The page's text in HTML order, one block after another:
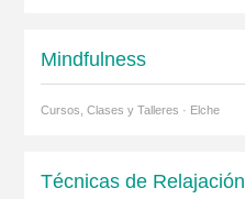
Mindfulness
Cursos, Clases y Talleres · Elche
Técnicas de Relajación